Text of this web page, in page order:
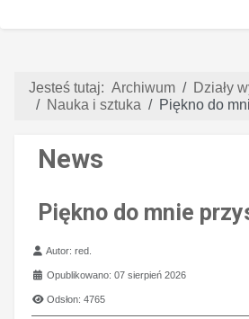
Jesteś tutaj: Archiwum
Działy
Nauka i sztuka
Piękno do
News
Piękno do mnie
Szczegóły
Autor:red.
Opublikowano: 07 sierpień 2026
Odsłon: 4765